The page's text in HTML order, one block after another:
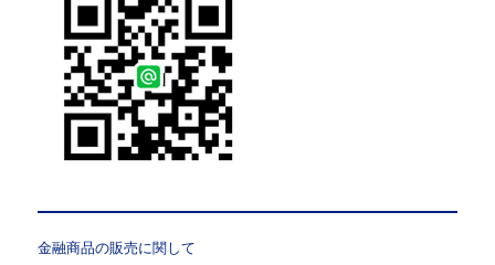
金融商品の販売に関して